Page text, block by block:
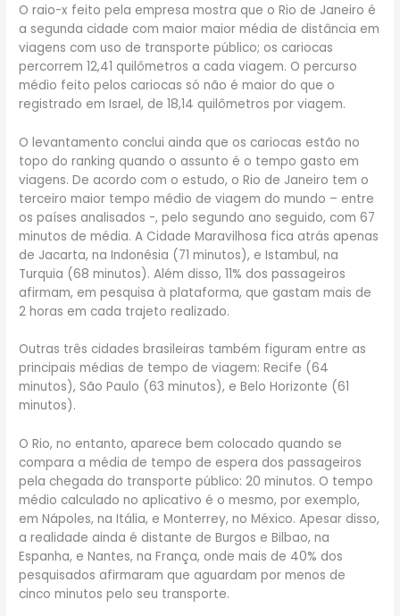
O raio-x feito pela empresa mostra que o Rio de Janeiro é
a segunda cidade com maior maior média de distância em
viagens com uso de transporte público; os cariocas
percorrem 12,41 quilômetros a cada viagem. O percurso
médio feito pelos cariocas só não é maior do que o
registrado em Israel, de 18,14 quilômetros por viagem.
O levantamento conclui ainda que os cariocas estão no
topo do ranking quando o assunto é o tempo gasto em
viagens. De acordo com o estudo, o Rio de Janeiro tem o
terceiro maior tempo médio de viagem do mundo – entre
os países analisados -, pelo segundo ano seguido, com 67
minutos de média. A Cidade Maravilhosa fica atrás apenas
de Jacarta, na Indonésia (71 minutos), e Istambul, na
Turquia (68 minutos). Além disso, 11% dos passageiros
afirmam, em pesquisa à plataforma, que gastam mais de
2 horas em cada trajeto realizado.
Outras três cidades brasileiras também figuram entre as
principais médias de tempo de viagem: Recife (64
minutos), São Paulo (63 minutos), e Belo Horizonte (61
minutos).
O Rio, no entanto, aparece bem colocado quando se
compara a média de tempo de espera dos passageiros
pela chegada do transporte público: 20 minutos. O tempo
médio calculado no aplicativo é o mesmo, por exemplo,
em Nápoles, na Itália, e Monterrey, no México. Apesar disso,
a realidade ainda é distante de Burgos e Bilbao, na
Espanha, e Nantes, na França, onde mais de 40% dos
pesquisados afirmaram que aguardam por menos de
cinco minutos pelo seu transporte.